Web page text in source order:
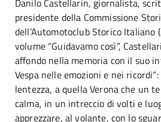
Danilo Castellarin, giornalista,
presidente della Commissione
dell’Automotoclub Storico Italiano
volume “Guidavamo così”,
affondo nella memoria con il suo
Vespa nelle emozioni e nei
lentezza, a quella Verona che un
calma, in un intreccio di volti e
apprezzare, al volante, con lo